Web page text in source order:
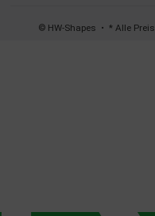
© HW-Shapes • * Alle